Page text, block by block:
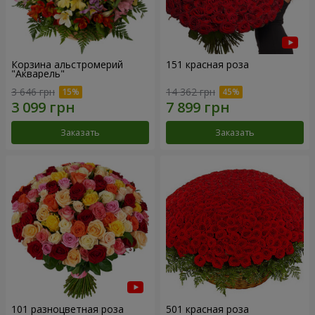
Корзина альстромерий
"Акварель"
3 646 грн
Заказать
151 красная роза
14 362 грн
Заказать
101 разноцветная роза 501 красная роза